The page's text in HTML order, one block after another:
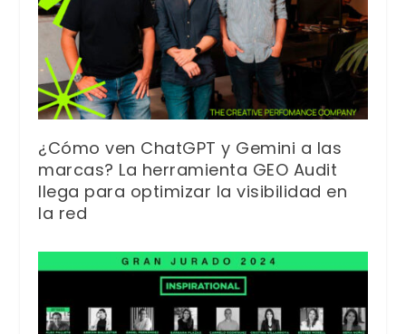
¿Cómo ven ChatGPT y Gemini a las
marcas? La herramienta GEO Audit
llega para optimizar la visibilidad en
la red